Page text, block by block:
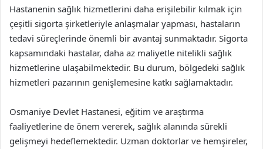
Hastanenin sağlık hizmetlerini daha erişilebilir kılmak için
çeşitli sigorta şirketleriyle anlaşmalar yapması, hastaların
tedavi süreçlerinde önemli bir avantaj sunmaktadır. Sigorta
kapsamındaki hastalar, daha az maliyetle nitelikli sağlık
hizmetlerine ulaşabilmektedir. Bu durum, bölgedeki sağlık
hizmetleri pazarının genişlemesine katkı sağlamaktadır.
Osmaniye Devlet Hastanesi, eğitim ve araştırma
faaliyetlerine de önem vererek, sağlık alanında sürekli
gelişmeyi hedeflemektedir. Uzman doktorlar ve hemşireler,